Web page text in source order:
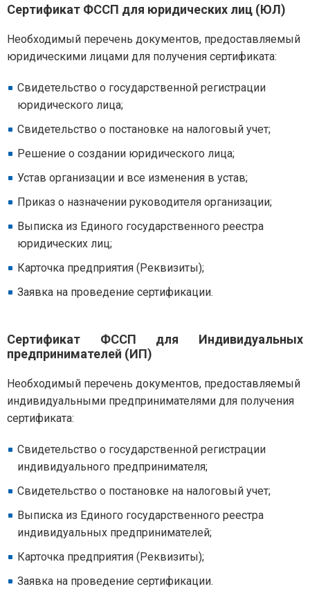
Cертификат ФССП для юридических лиц (ЮЛ)
Необходимый перечень документов, предоставляемый
юридическими лицами для получения сертификата:
Свидетельство о государственной регистрации
юридического лица;
Свидетельство о постановке на налоговый учет;
Решение о создании юридического лица;
Устав организации и все изменения в устав;
Приказ о назначении руководителя организации;
Выписка из Единого государственного реестра
юридических лиц;
Карточка предприятия (Реквизиты);
Заявка на проведение сертификации.
Cертификат ФССП для Индивидуальных
предпринимателей (ИП)
Необходимый перечень документов, предоставляемый
индивидуальными предпринимателями для получения
сертификата:
Свидетельство о государственной регистрации
индивидуального предпринимателя;
Свидетельство о постановке на налоговый учет;
Выписка из Единого государственного реестра
индивидуальных предпринимателей;
Карточка предприятия (Реквизиты);
Заявка на проведение сертификации.